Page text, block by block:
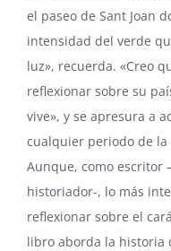
el paseo de Sant Joan
intensidad del verde
luz», recuerda. «Creo
reflexionar sobre su
vive», y se apresura a
cualquier periodo de
Aunque, como escritor
historiador-, lo más
reflexionar sobre el
libro aborda la historia